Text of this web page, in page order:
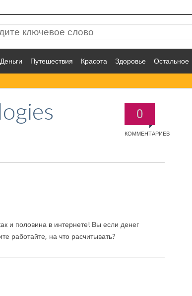
Деньги Путешествия Красота Здоровье Остальное
0
КОММЕНТАРИЕВ
и половина в интернете! Вы если денег
работайте, на что расчитывать?